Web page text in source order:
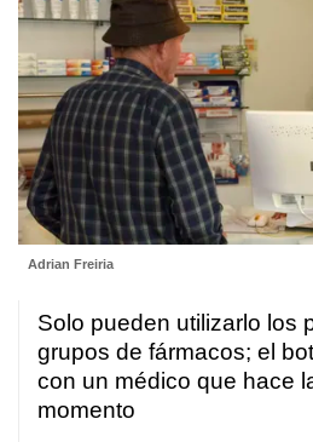
Adrian Freiria
Solo pueden utilizarlo los
grupos de fármacos; el
con un médico que hace
momento